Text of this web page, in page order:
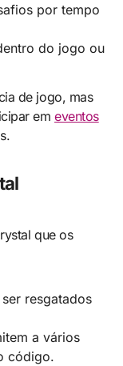
por tempo
do jogo ou
de jogo, mas
emeventos
que os
resgatados
a vários
código.